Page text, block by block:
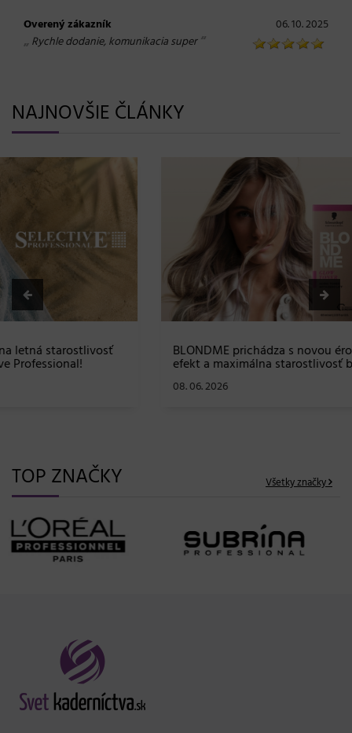
Overený zákazník 06. 10. 2025
„ Rychle dodanie, komunikacia super“
NAJNOVŠIE ČLÁNKY
BLONDME prichádza s novou érou blond: lesk, glow
efekt a maximálna starostlivosť bez kompromisov
TOP ZNAČKY Všetky značky